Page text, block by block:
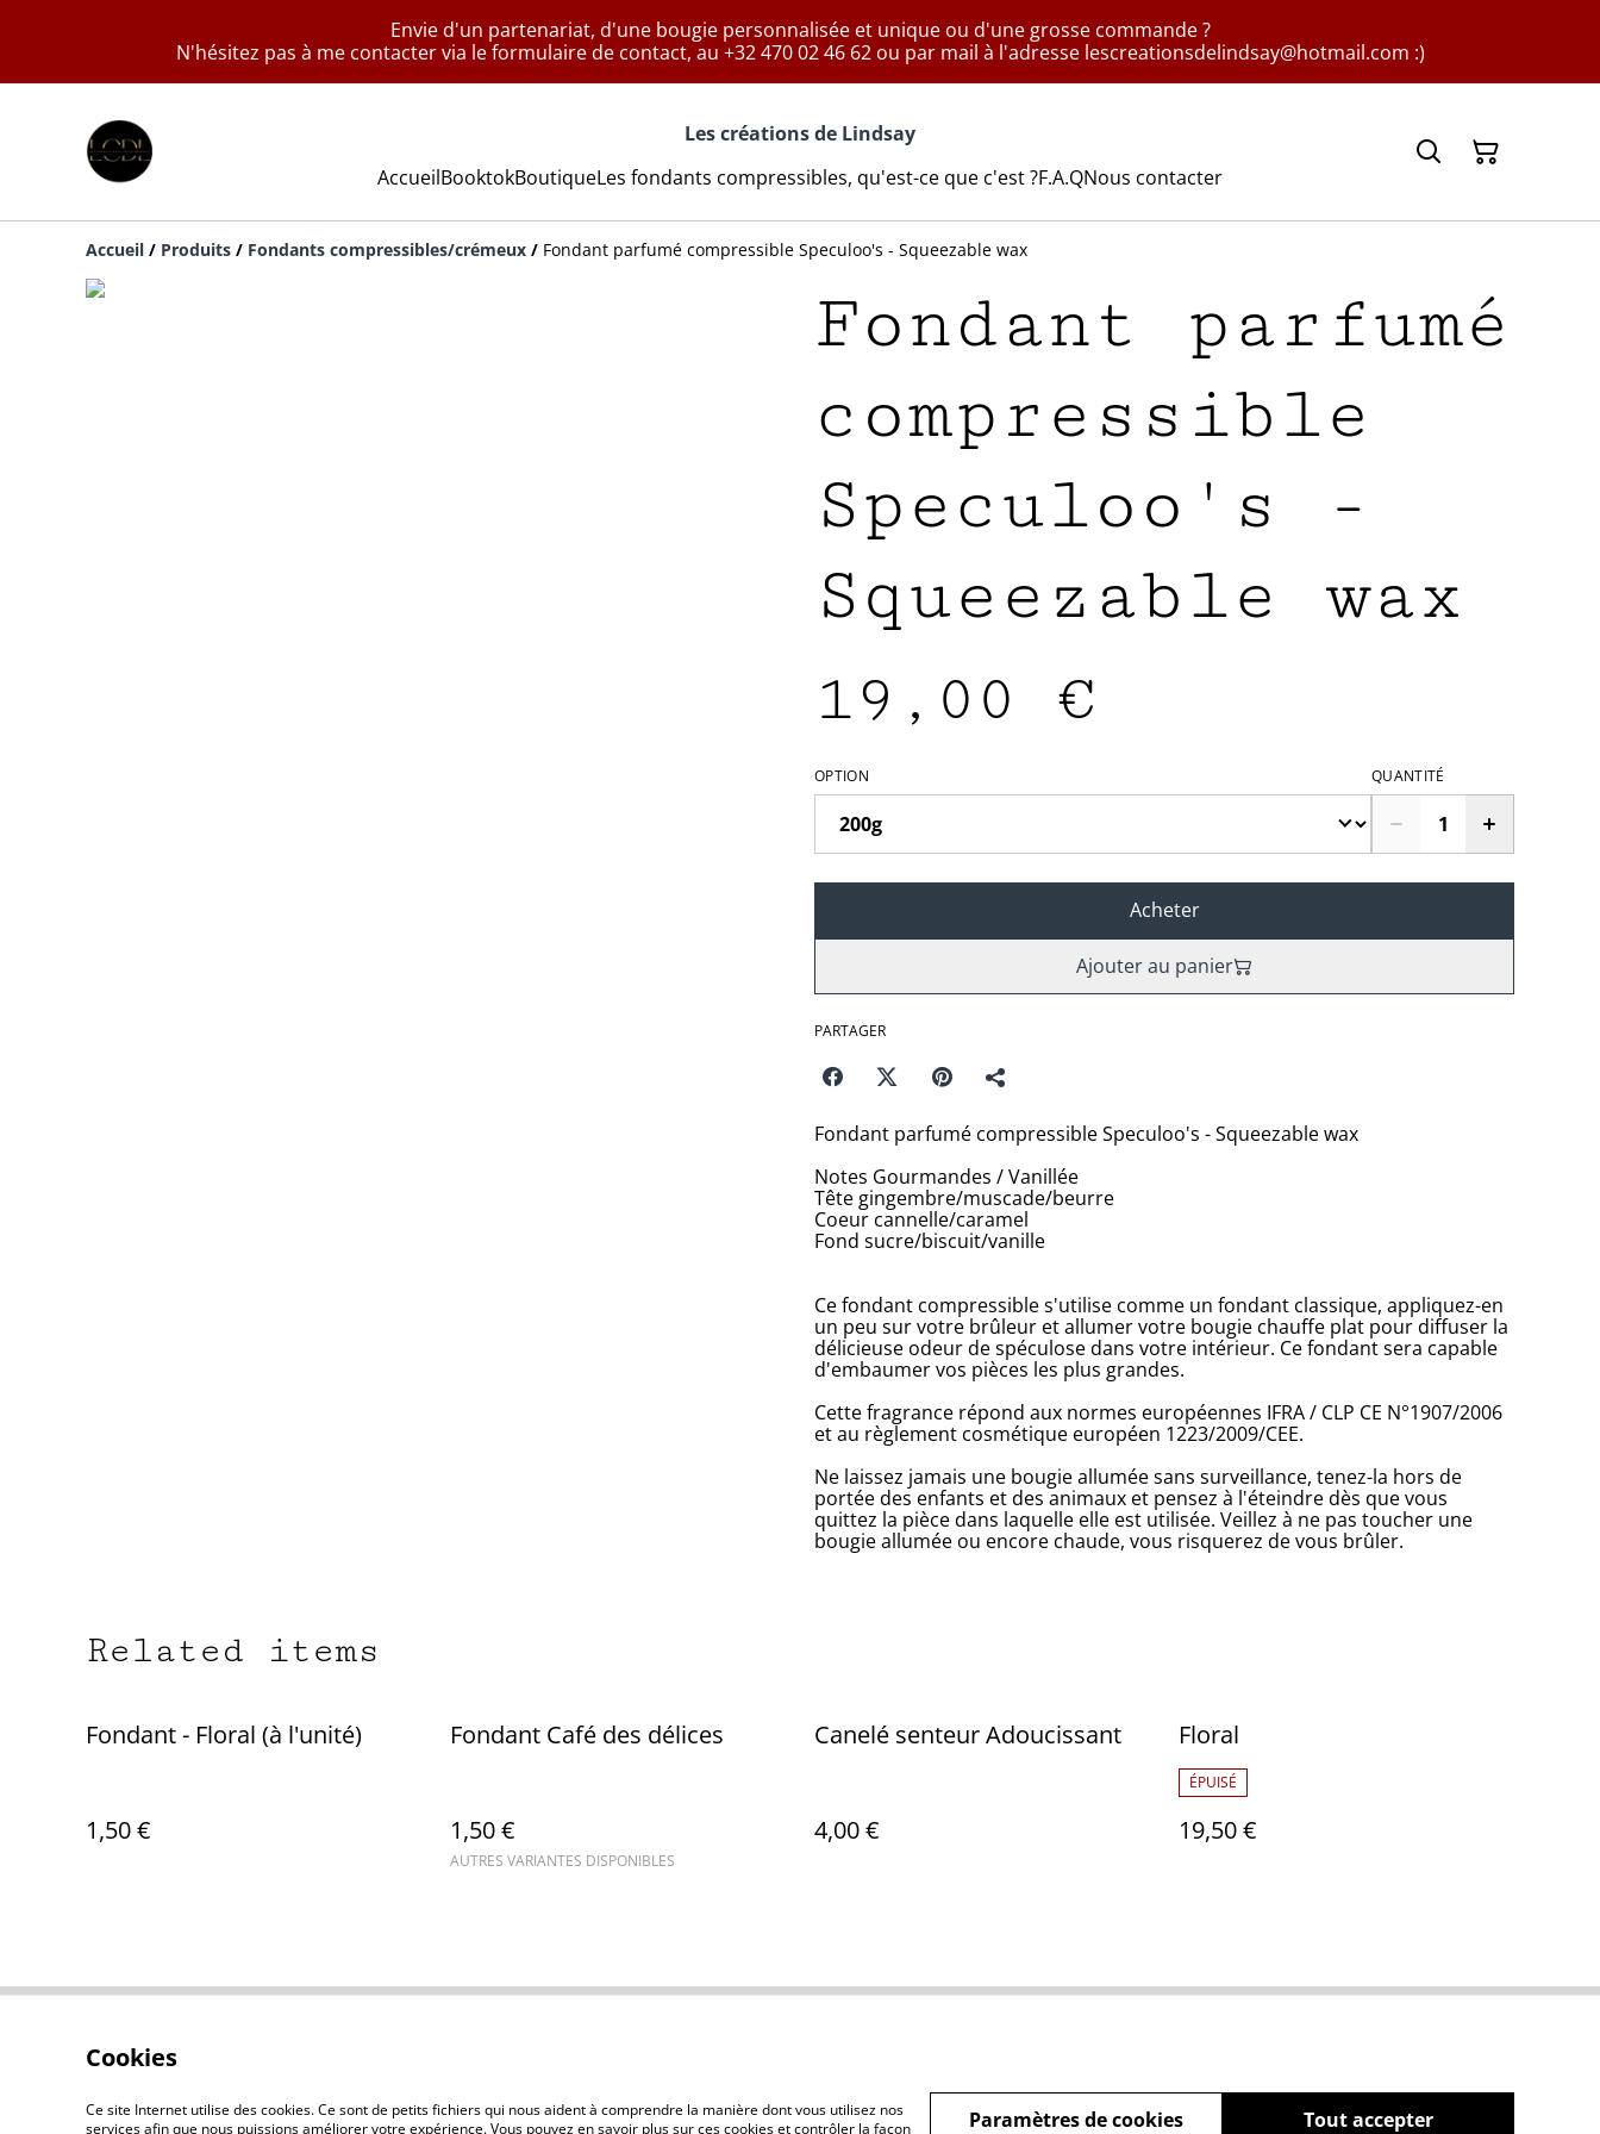
Envie d'un partenariat, d'une bougie personnalisée et unique ou d'une grosse commande ?
N'hésitez pas à me contacter via le formulaire de contact, au +32 470 02 46 62 ou par mail à l'adresse lescreationsdelindsay@hotmail.com :)
Les créations de Lindsay
AccueilBooktokBoutiqueLes fondants compressibles, qu'est-ce que c'est ?F.A.QNous contacter
Accueil / Produits / Fondants compressibles/crémeux / Fondant parfumé compressible Speculoo's - Squeezable wax
Fondant parfumé
compressible
Speculoo's -
Squeezable wax
19,00 €
OPTION QUANTITÉ
Acheter
Ajouter au panier
PARTAGER
Fondant parfumé compressible Speculoo's - Squeezable wax
Notes Gourmandes / Vanillée
Tête gingembre/muscade/beurre
Coeur cannelle/caramel
Fond sucre/biscuit/vanille
Ce fondant compressible s'utilise comme un fondant classique, appliquez-en
un peu sur votre brûleur et allumer votre bougie chauffe plat pour diffuser la
délicieuse odeur de spéculose dans votre intérieur. Ce fondant sera capable
d'embaumer vos pièces les plus grandes.
Cette fragrance répond aux normes européennes IFRA / CLP CE N°1907/2006
et au règlement cosmétique européen 1223/2009/CEE.
Ne laissez jamais une bougie allumée sans surveillance, tenez-la hors de
portée des enfants et des animaux et pensez à l'éteindre dès que vous
quittez la pièce dans laquelle elle est utilisée. Veillez à ne pas toucher une
bougie allumée ou encore chaude, vous risquerez de vous brûler.
Related items
Fondant - Floral (à l'unité)
1,50 €
Fondant Café des délices
1,50 €
AUTRES VARIANTES DISPONIBLES
Canelé senteur Adoucissant
4,00 €
Floral
ÉPUISÉ
19,50 €
Cookies
Ce site Internet utilise des cookies. Ce sont de petits fichiers qui nous aident à comprendre la manière dont vous utilisez nos
services afin que nous puissions améliorer votre expérience. Vous pouvez en savoir plus sur ces cookies et contrôler la façon
Tout accepter
Paramètres de cookies